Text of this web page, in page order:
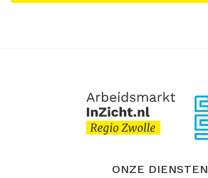
ONZE DIENSTEN